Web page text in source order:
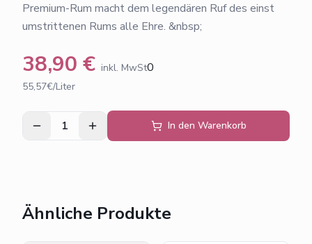
Premium-Rum macht dem legendären Ruf des einst
umstrittenen Rums alle Ehre. &nbsp;
38,90 € inkl. MwSt0
55,57€/Liter
1 In den Warenkorb
Ähnliche Produkte